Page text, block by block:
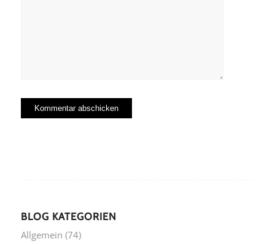
BLOG KATEGORIEN
Allgemein (74)